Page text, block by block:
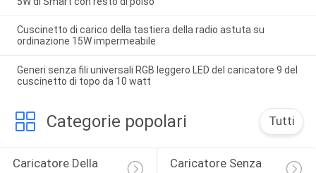
Cuscinetto di carico della tastiera della radio astuta su
ordinazione 15W impermeabile
Generi senza fili universali RGB leggero LED del caricatore 9 del
cuscinetto di topo da 10 watt
Categorie popolari Tutti
Caricatore Della
Caricatore Senza